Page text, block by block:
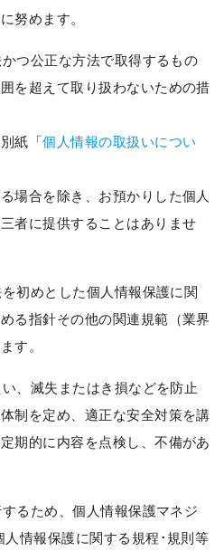
努めます。
つ公正な方法で取得するもの
を超えて取り扱わないための措
紙「個人情報の取扱いについ
場合を除き、お預かりした個人
者に提供することはありませ
初めとした個人情報保護に関
る指針その他の関連規範（業界
す。
、滅失またはき損などを防止
制を定め、適正な安全対策を講
期的に内容を点検し、不備があ
るため、個人情報保護マネジ
人情報保護に関する規程･規則等